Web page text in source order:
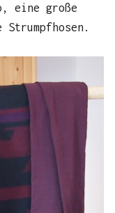
eine große